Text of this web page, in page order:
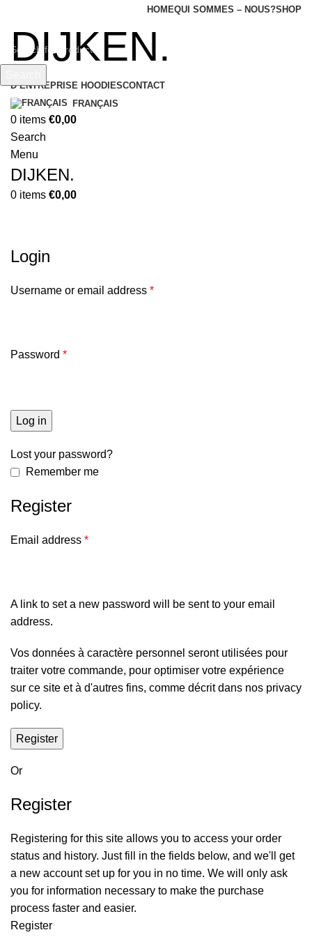
HOMEQUI SOMMES – NOUS?SHOP
DIJKEN.
D’ENTREPRISE HOODIESCONTACT
FRANÇAIS
0 items €0,00
Search
Menu
DIJKEN.
0 items €0,00
Login
Username or email address *
Password *
Log in
Lost your password?
Remember me
Register
Email address *
A link to set a new password will be sent to your email
address.
Vos données à caractère personnel seront utilisées pour
traiter votre commande, pour optimiser votre expérience
sur ce site et à d'autres fins, comme décrit dans nos privacy
policy.
Register
Or
Register
Registering for this site allows you to access your order
status and history. Just fill in the fields below, and we'll get
a new account set up for you in no time. We will only ask
you for information necessary to make the purchase
process faster and easier.
Register